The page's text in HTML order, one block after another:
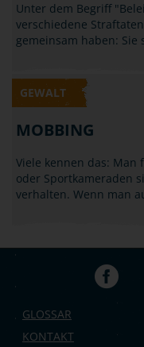
Unter dem Begriff
verschiedene
gemeinsam haben: Sie
GEWALT
MOBBING
Viele kennen das: Man
oder Sportkameraden
verhalten. Wenn man
GLOSSAR
KONTAKT